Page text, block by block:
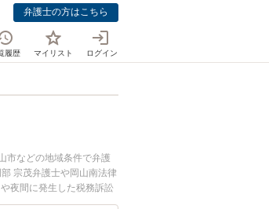
弁護士の方はこちら
履歴 マイリスト ログイン
市などの地域条件で弁護
宗茂弁護士や岡山南法律
夜間に発生した税務訴訟
できる岡山県内の弁護士に